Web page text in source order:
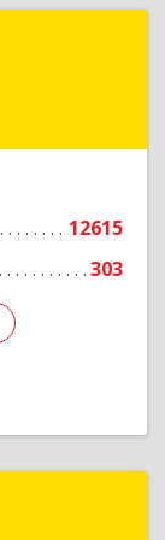
12615
303
дом № 43,